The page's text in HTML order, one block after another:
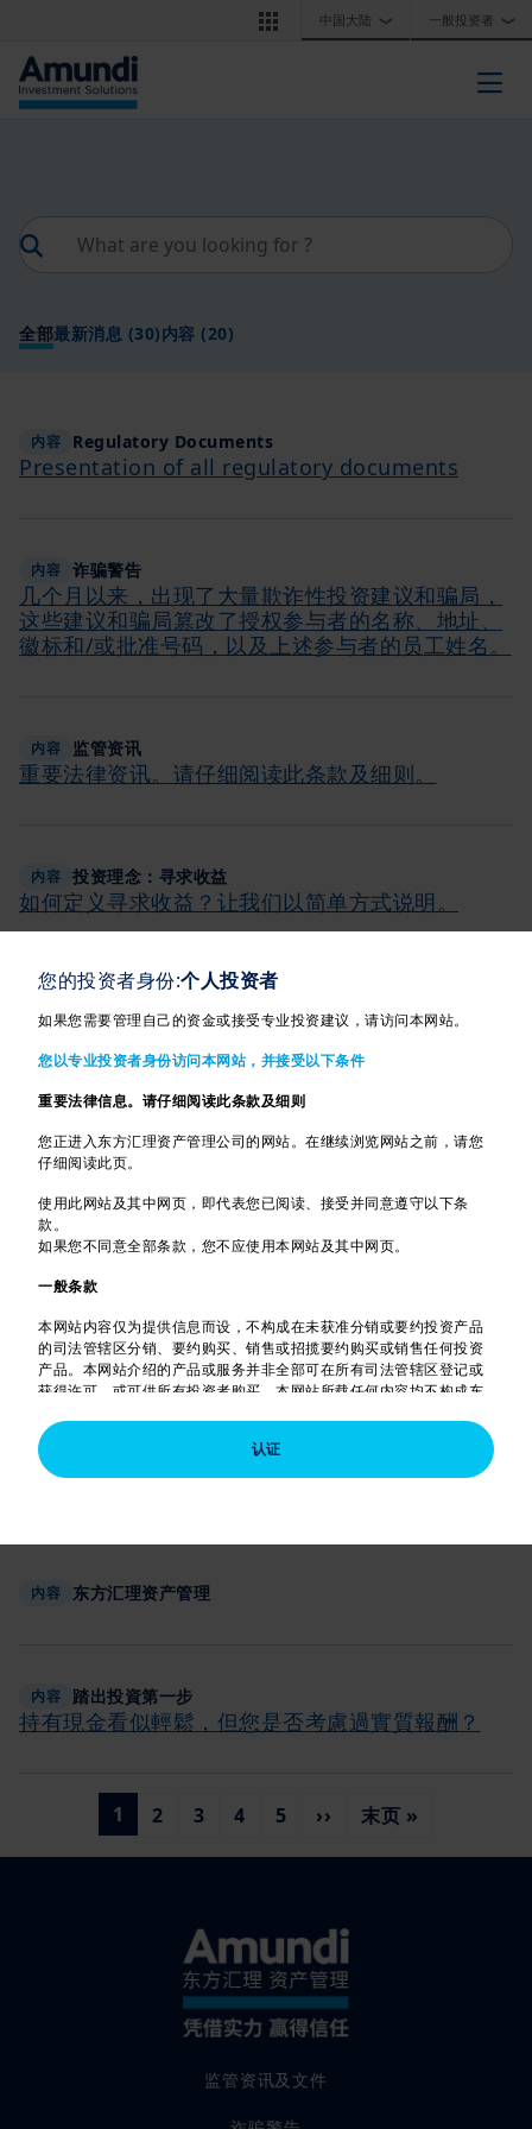
中国大陆 ❯ 一般投资者 ❯
您的投资者身份:个人投资者
如果您需要管理自己的资金或接受专业投资建议，请访问本网站。
您以专业投资者身份访问本网站，并接受以下条件
重要法律信息。请仔细阅读此条款及细则
您正进入东方汇理资产管理公司的网站。在继续浏览网站之前，请您
仔细阅读此页。
使用此网站及其中网页，即代表您已阅读、接受并同意遵守以下条
款。
如果您不同意全部条款，您不应使用本网站及其中网页。
一般条款
本网站内容仅为提供信息而设，不构成在未获准分销或要约投资产品
的司法管辖区分销、要约购买、销售或招揽要约购买或销售任何投资
产品。本网站介绍的产品或服务并非全部可在所有司法管辖区登记或
获得许可，或可供所有投资者购买。本网站所载任何内容均不构成东
提供任何投资建议或服务，或购买或销售任何投资产品。在任何情况
下，受此等限制约束的人士（如美国人士）不得取阅本网站所载信
息，并需退出本网站。东方汇理资产管理公司保留绝对酌情决定授予
未经东方汇理资产管理公司明确许可，在任何情况下不得复制、转载
引允许的情况下，东方汇理资产管理公司或其联营公司、东方汇理资
产管理公司或其联营公司的任何董事或员工无须就任何人士依赖该等
存取限制
本网站所载信息，并需退出本网站。
此外，如果您身处的国家有专门针对当地而设的网站（并非本网
站），则本网站并不适用于您，您应相应存取为您国家而设的网站。
本网站不拟提供于美国公民、美国居民或任何根据美国1933年证券法
下的规则S或基金说明书中所定义的「美国人士」。
「美国人士」指：(a)任何居于美国的自然人；(b)任何根据美国法律组
建或成立的合伙商行或公司；(c)其执行人或管理人是美国人士的产
业；(d)其任何受托人是美国人士的信托；(e)位于美国的非美国实体的
为美国人士而持有的任何非全权管理账户或同类账户；(g)任何由在美
认证
全部最新消息 (30)内容 (20)
内容 Regulatory Documents
Presentation of all regulatory documents
内容 诈骗警告
几个月以来，出现了大量欺诈性投资建议和骗局，
这些建议和骗局篡改了授权参与者的名称、地址、
徽标和/或批准号码，以及上述参与者的员工姓名。
内容 监管资讯
重要法律资讯。请仔细阅读此条款及细则。
内容 投资理念：寻求收益
如何定义寻求收益？让我们以简单方式说明。
您对大趋势有何认识？是否了解其影响？ 了解最新
形势 — 我们可助您发掘有什么改变全球格局的趋
与东方汇理实践投资目标
东方汇理资产管理于1982年进入中国香港为投资者
服务，为法国农业信贷集团的子公司。
内容 組合造就一切 - 多重資產基金說明
内容 东方汇理资产管理
内容 踏出投資第一步
持有現金看似輕鬆，但您是否考慮過實質報酬？
当前页
1 页面
2 页面
3 页面
4 页面
5 下一页
›› 末页
末页 »
监管资讯及文件